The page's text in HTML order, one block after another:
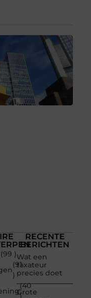
(99 )
(91
)
(40
)
RECENTE
BERICHTEN
Wat een
taxateur
precies doet
Grote